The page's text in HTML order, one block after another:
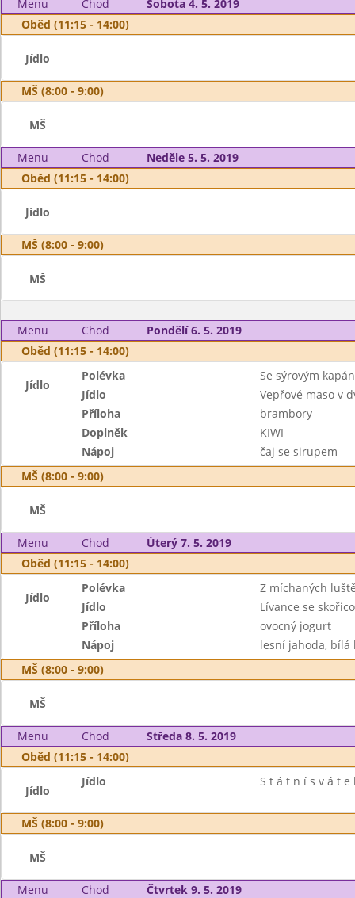
Menu Chod
Sobota 4. 5. 2019
Oběd (11:15 - 14:00)
Jídlo
MŠ (8:00 - 9:00)
MŠ
Menu Chod
Neděle 5. 5. 2019
Oběd (11:15 - 14:00)
Jídlo
MŠ (8:00 - 9:00)
MŠ
Menu Chod
Pondělí 6. 5. 2019
Oběd (11:15 - 14:00)
Jídlo
Polévka
Se sýrovým
Jídlo
Vepřové maso v
Příloha
brambory
Doplněk
KIWI
Nápoj
čaj se sirupem
MŠ (8:00 - 9:00)
MŠ
Menu Chod
Úterý 7. 5. 2019
Oběd (11:15 - 14:00)
Jídlo
Polévka
Z míchaných
Jídlo
Lívance se
Příloha
ovocný jogurt
Nápoj
lesní jahoda, bílá
MŠ (8:00 - 9:00)
MŠ
Menu Chod
Středa 8. 5. 2019
Oběd (11:15 - 14:00)
Jídlo
Jídlo S t á t n í s v á t e
MŠ (8:00 - 9:00)
MŠ
Menu Chod
Čtvrtek 9. 5. 2019